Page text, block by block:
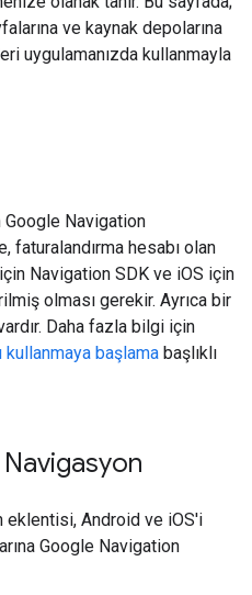
ve kaynak depolarına
uygulamanızda kullanmayla
Navigation
faturalandırma hesabı olan
Navigation SDK ve iOS için
olması gerekir. Ayrıca bir
Daha fazla bilgi için
başlama başlıklı
eklentisi, Android ve iOS'i
Google Navigation